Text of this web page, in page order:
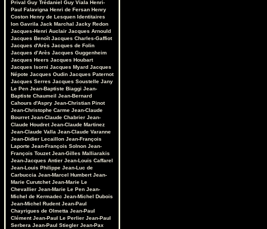
Prival Guy Trédaniel Guy Viala Henri-
Paul Falavigna Henri de Fersan Henry
Coston Henry de Lesquen Identitaires
Ion Gavrila Jack Marchal Jacky Redon
Jacques-Henri Auclair Jacques Arnould
Jacques Benoît Jacques Charles-Gaffiot
Jacques d'Arès Jacques de Folin
Jacques d’Arès Jacques Guggenheim
Jacques Heers Jacques Houbart
Jacques Isorni Jacques Myard Jacques
Népote Jacques Oudin Jacques Paternot
Jacques Serres Jacques Soustelle Jany
Le Pen Jean-Baptiste Biaggi Jean-
Baptiste Chaumeil Jean-Bernard
Cahours d'Aspry Jean-Christian Pinot
Jean-Christophe Carme Jean-Claude
Bourret Jean-Claude Chabrier Jean-
Claude Houdret Jean-Claude Martinez
Jean-Claude Valla Jean-Claude Varanne
Jean-Didier Lecaillon Jean-François
Laporte Jean-François Solnon Jean-
François Touzet Jean-Gilles Malliarakis
Jean-Jacques Antier Jean-Louis Caffarel
Jean-Louis Philippe Jean-Luc de
Carbuccia Jean-Marcel Humbert Jean-
Marie Curutchet Jean-Marie Le
Chevallier Jean-Marie Le Pen Jean-
Michel de Kermadec Jean-Michel Dubois
Jean-Michel Rudent Jean-Paul
Chayrigues de Olmetta Jean-Paul
Clément Jean-Paul Le Perlier Jean-Paul
Serbera Jean-Paul Stiegler Jean-Pax